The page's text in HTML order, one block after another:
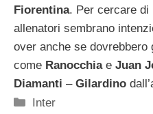
Fiorentina. Per cercare di
allenatori sembrano
over anche se
come Ranocchiae Juan
Diamanti – Gilardino
Categorie
Inter